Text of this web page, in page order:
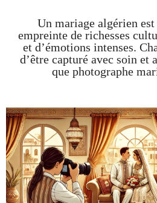
Un mariage algérien
empreinte de richesses
et d’émotions intenses.
d’être capturé avec soin et
que photographe